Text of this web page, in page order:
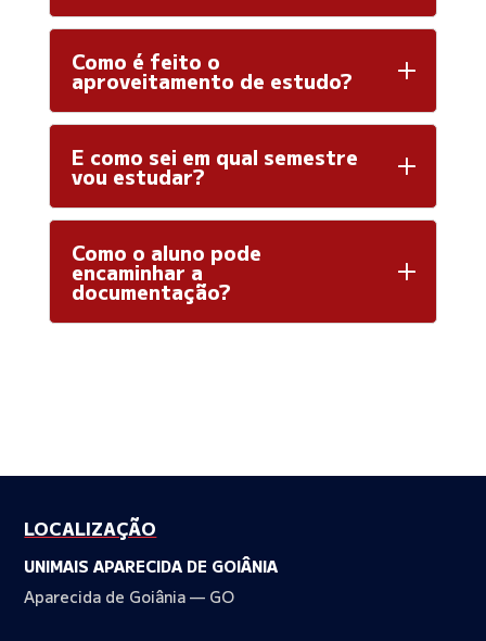
Como é feito o
aproveitamento de estudo?
E como sei em qual semestre
vou estudar?
Como o aluno pode
encaminhar a
documentação?
LOCALIZAÇÃO
UNIMAIS APARECIDA DE GOIÂNIA
Aparecida de Goiânia — GO